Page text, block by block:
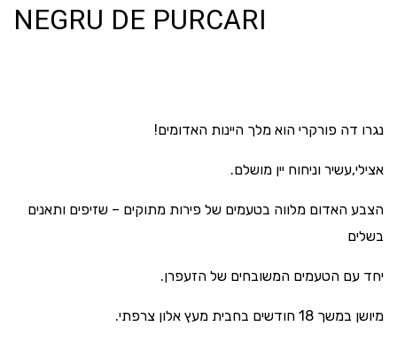
NEGRU DE PURCARI
נגרו דה פורקרי הוא מלך היינות האדומים!
אצילי,עשיר וניחוח יין מושלם.
הצבע האדום מלווה בטעמים של פירות מתוקים – שזיפים ותאנים
בשלים
יחד עם הטעמים המשובחים של הזעפרן.
מיושן במשך 18 חודשים בחבית מעץ אלון צרפתי.